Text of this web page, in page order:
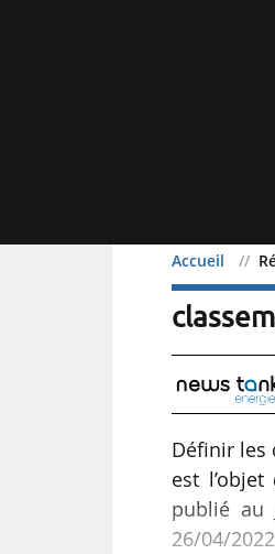
Accueil
Définir les
est
publié au
26/04/